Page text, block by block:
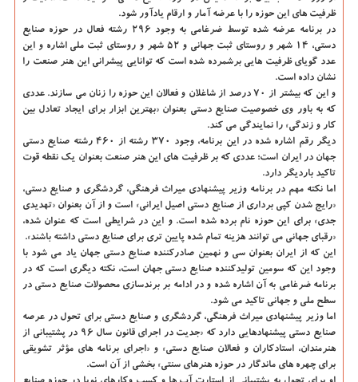
ظرفیت های این حوزه را با عرضه آمار و ارقام یادآور شود.
در برنامه عرضه شده توسط ضرغامی به وجود ۲۹۶ رشته فعال در حوزه صنایع
دستی، ۱۴ شهر و روستای ثبت جهانی و ۵۲ شهر و روستای ثبت ملی اشاره و این
عدد گویای ظرفیت هایی برشمرده شده است که توانایی پیشرانی این هنر صنعت را
نشان داده است.
و این که بیشتر از ۷۰ درصد از شاغلان و فعالان این حوزه را زنان می سازند. عددی
که به باور وی خصوصیت صنایع دستی بعنوان «بهترین ابزار برای ایجاد تعادل بین
کار و زندگی» را نمایندگی می کند.
دیگر رقم اشاره شده در این برنامه، وجود ۳۷۰ رشته از ۴۶۰ رشته صنایع دستی
جهان در ایران است؛ عددی که بر ظرفیت های این هنر صنعت بعنوان یک نقطه قوت
تاکید باردیگر دارد.
اما نکته مهم در برنامه وزیر پیشنهادی میراث فرهنگی، گردشگری و صنایع دستی،
«رایج شدن کپی برداری از صنایع دستی اصیل ایرانی» است و از آن بعنوان «تهدیدی
جدی» برای این حوزه نام برده شده است. و این در شرایطی است که عنوان شده،
«رقبای جهانی می توانند هزینه تمام شده پایین تری برای صنایع دستی داشته باشند».
این که از ایران بعنوان سی و نهمین صادرکننده صنایع دستی جهان یاد می شود با
وجود این که سومین تولیدکننده صنایع دستی جهان است، نکته دیگری است که در
برنامه ضرغامی به آن اشاره شده و در ادامه بر برندسازی محصولات صنایع دستی در
سطح ملی و جهانی تاکید می شود.
اما وزیر پیشنهادی میراث فرهنگی، گردشگری و صنایع دستی برای تحول در عرصه
صنایع دستی پیشنهادهایی دارد که «جدیت در اجرای قانون سال ۹۶ در پشتیبانی از
هنرمندان، استادکاران و فعالان صنایع دستی» و «اجرای برنامه های مؤثر تشویقی
برای چهره های ماندگار در حوزه هنرهای سنتی» بخشی از آن است.